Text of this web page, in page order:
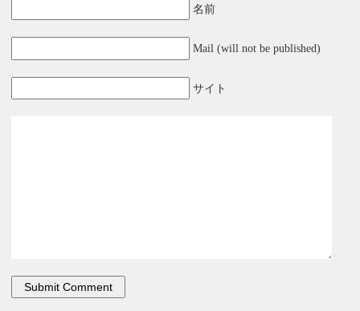
名前
Mail (will not be published)
サイト